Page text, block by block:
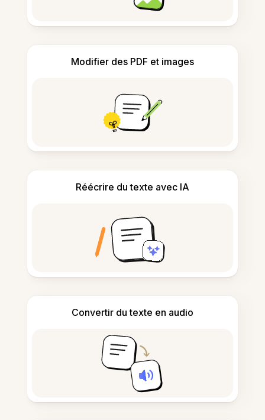
Modifier des PDF et images
Réécrire du texte avec IA
Convertir du texte en audio